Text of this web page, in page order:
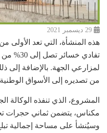
29 ديسمبر 2021
هذه المنشأة، التي تعد
تفادي
لمزارعي الجهة. بالإضافة
من تصديره إلى الأسواق الوطنية
المشروع، الذي تنفذه الوكالة